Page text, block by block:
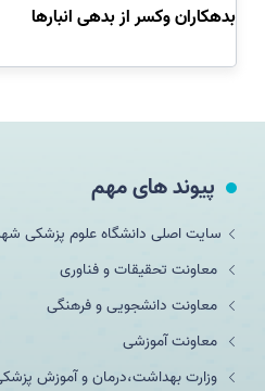
بدهکاران وکسر از بدهی انبارها
پیوند های مهم
سایت اصلی دانشگاه علوم پزشکی
معاونت تحقیقات و فناوری
معاونت دانشجویی و فرهنگی
معاونت آموزشی
وزارت بهداشت،درمان و آموزش